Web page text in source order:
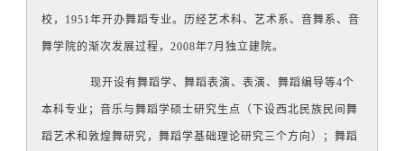
校，1951年开办舞蹈专业。历经艺术科、艺术系、音舞系、音
舞学院的渐次发展过程，2008年7月独立建院。
现开设有舞蹈学、舞蹈表演、表演、舞蹈编导等4个
本科专业；音乐与舞蹈学硕士研究生点（下设西北民族民间舞
蹈艺术和敦煌舞研究，舞蹈学基础理论研究三个方向）；舞蹈